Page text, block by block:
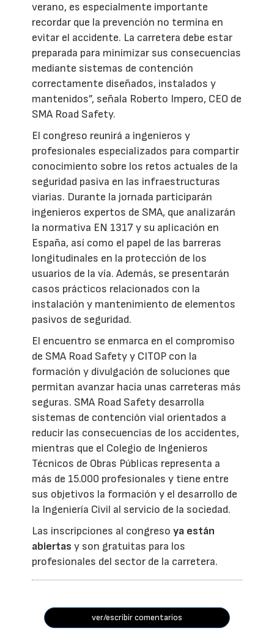
verano, es especialmente importante
recordar que la prevención no termina en
evitar el accidente. La carretera debe estar
preparada para minimizar sus consecuencias
mediante sistemas de contención
correctamente diseñados, instalados y
mantenidos”, señala Roberto Impero, CEO de
SMA Road Safety.
El congreso reunirá a ingenieros y
profesionales especializados para compartir
conocimiento sobre los retos actuales de la
seguridad pasiva en las infraestructuras
viarias. Durante la jornada participarán
ingenieros expertos de SMA, que analizarán
la normativa EN 1317 y su aplicación en
España, así como el papel de las barreras
longitudinales en la protección de los
usuarios de la vía. Además, se presentarán
casos prácticos relacionados con la
instalación y mantenimiento de elementos
pasivos de seguridad.
El encuentro se enmarca en el compromiso
de SMA Road Safety y CITOP con la
formación y divulgación de soluciones que
permitan avanzar hacia unas carreteras más
seguras. SMA Road Safety desarrolla
sistemas de contención vial orientados a
reducir las consecuencias de los accidentes,
mientras que el Colegio de Ingenieros
Técnicos de Obras Públicas representa a
más de 15.000 profesionales y tiene entre
sus objetivos la formación y el desarrollo de
la Ingeniería Civil al servicio de la sociedad.
Las inscripciones al congresoya están
abiertas y son gratuitas para los
profesionales del sector de la carretera.
ver/escribir comentarios